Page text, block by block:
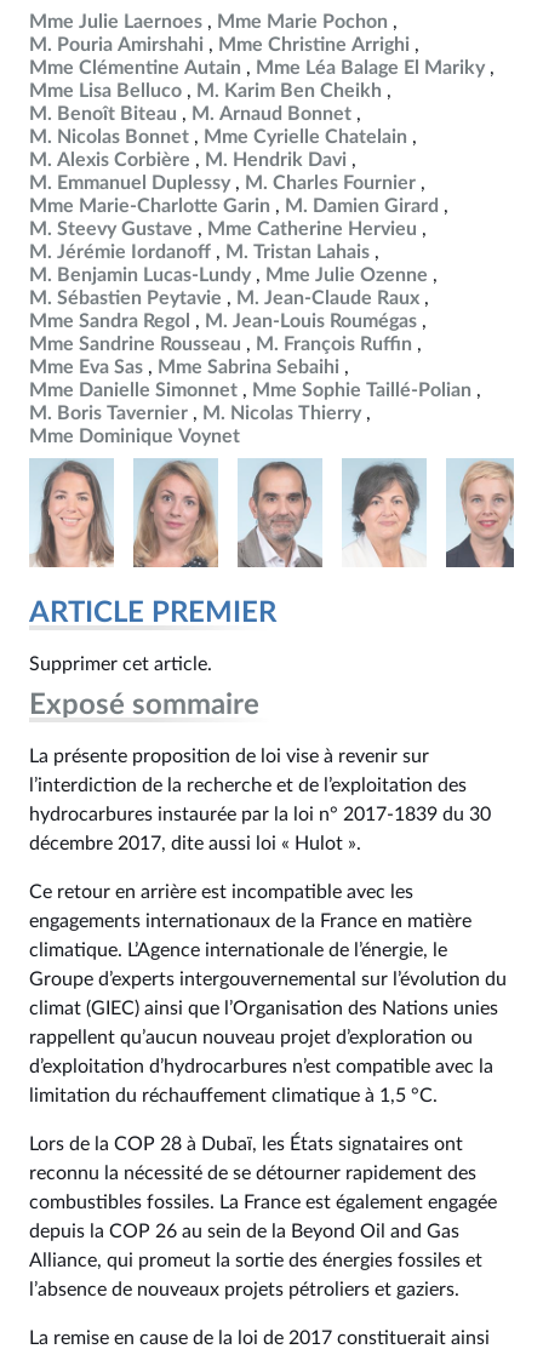
Mme Julie Laernoes
Mme Marie Pochon
M. Pouria Amirshahi
Mme Christine Arrighi
Mme Clémentine Autain
Mme Léa Balage El Mariky
Mme Lisa Belluco
M. Karim Ben Cheikh
M. Benoît Biteau
M. Arnaud Bonnet
M. Nicolas Bonnet
Mme Cyrielle Chatelain
M. Alexis Corbière
M. Hendrik Davi
M. Emmanuel Duplessy
M. Charles Fournier
Mme Marie-Charlotte Garin
M. Damien Girard
M. Steevy Gustave
Mme Catherine Hervieu
M. Jérémie Iordanoff
M. Tristan Lahais
M. Benjamin Lucas-Lundy
Mme Julie Ozenne
M. Sébastien Peytavie
M. Jean-Claude Raux
Mme Sandra Regol
M. Jean-Louis Roumégas
Mme Sandrine Rousseau
M. François Ruffin
Mme Eva Sas
Mme Sabrina Sebaihi
Mme Danielle Simonnet
Mme Sophie Taillé-Polian
M. Boris Tavernier
M. Nicolas Thierry
Mme Dominique Voynet
ARTICLE PREMIER
Supprimer cet article.
Exposé sommaire
La présente proposition de loi vise à revenir sur
l’interdiction de la recherche et de l’exploitation des
hydrocarbures instaurée par la loi n° 2017-1839 du 30
décembre 2017, dite aussi loi « Hulot ».
Ce retour en arrière est incompatible avec les
engagements internationaux de la France en matière
climatique. L’Agence internationale de l’énergie, le
Groupe d’experts intergouvernemental sur l’évolution du
climat (GIEC) ainsi que l’Organisation des Nations unies
rappellent qu’aucun nouveau projet d’exploration ou
d’exploitation d’hydrocarbures n’est compatible avec la
limitation du réchauffement climatique à 1,5 °C.
Lors de la COP 28 à Dubaï, les États signataires ont
reconnu la nécessité de se détourner rapidement des
combustibles fossiles. La France est également engagée
depuis la COP 26 au sein de la Beyond Oil and Gas
Alliance, qui promeut la sortie des énergies fossiles et
l’absence de nouveaux projets pétroliers et gaziers.
La remise en cause de la loi de 2017 constituerait ainsi